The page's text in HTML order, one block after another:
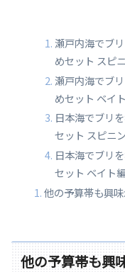
瀬戸内海でブ
めセット スピ
瀬戸内海でブ
めセット ベイ
日本海でブリ
セット スピニ
日本海でブリ
セット ベイト
他の予算帯も興
他の予算帯も興